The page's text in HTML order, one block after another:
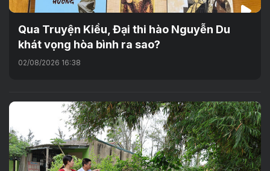
Qua Truyện Kiều, Đại thi hào Nguyễn Du
khát vọng hòa bình ra sao?
02/08/2026 16:38